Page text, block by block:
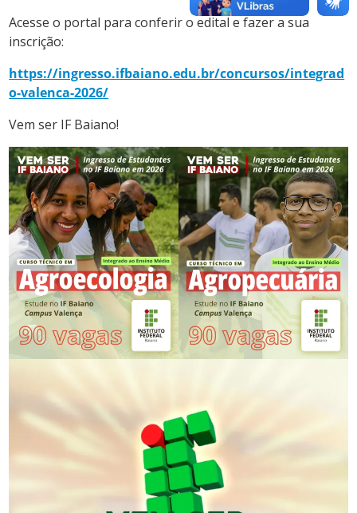
Acesse o portal para conferir o edital e fazer a sua
inscrição:
https://ingresso.ifbaiano.edu.br/concursos/integrad
o-valenca-2026/
Vem ser IF Baiano!